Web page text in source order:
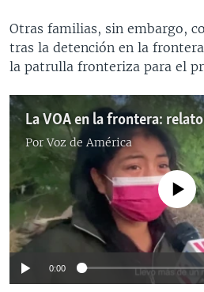
Otras familias, sin embargo,
tras la detención en la
la patrulla fronteriza para el
PorVoz de América
No media source
0:00